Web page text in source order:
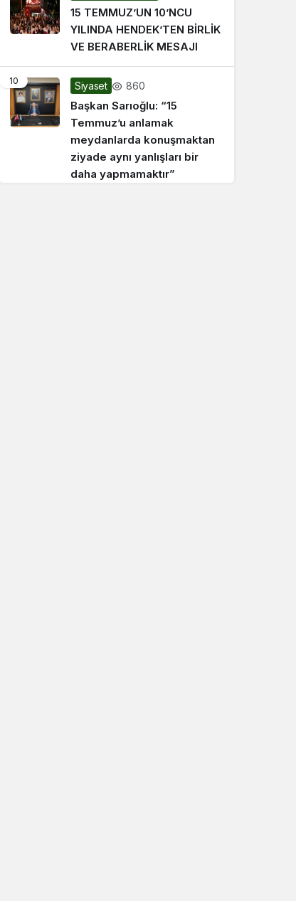
15 TEMMUZ’UN 10’NCU
YILINDA HENDEK’TEN BİRLİK
VE BERABERLİK MESAJI
10 Siyaset 860
Başkan Sarıoğlu: “15
Temmuz’u anlamak
meydanlarda konuşmaktan
ziyade aynı yanlışları bir
daha yapmamaktır”